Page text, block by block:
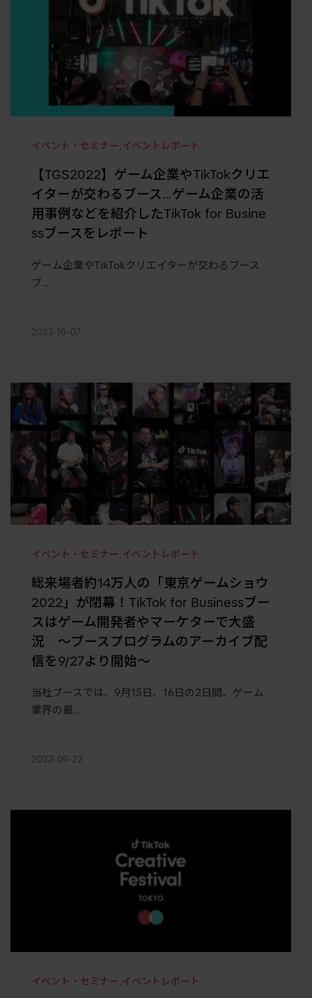
イベント・セミナー , イベントレポート
【TGS2022】ゲーム企業やTikTokクリエ
イターが交わるブース…ゲーム企業の活
用事例などを紹介したTikTok for Busine
ssブースをレポート
ゲーム企業やTikTokクリエイターが交わるブース
ブ…
2022-10-07
イベント・セミナー イベントレポート
総来場者約14万人の「東京ゲームショウ
2022」が閉幕！TikTok for Businessブー
スはゲーム開発者やマーケターで大盛
況 〜ブースプログラムのアーカイブ配
信を9/27より開始〜
当社ブースでは、9月15日、16日の2日間、ゲーム
業界の最…
2022-09-22
イベント・セミナー , イベントレポート